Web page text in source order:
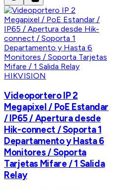
HIKVISION
Videoportero IP 2
Megapixel / PoE Estandar
/ IP65 / Apertura desde
Hik-connect / Soporta 1
Departamento y Hasta 6
Monitores / Soporta
Tarjetas Mifare / 1 Salida
Relay